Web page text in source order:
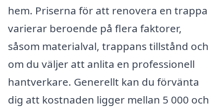
hem. Priserna för att renovera en trappa
varierar beroende på flera faktorer,
såsom materialval, trappans tillstånd och
om du väljer att anlita en professionell
hantverkare. Generellt kan du förvänta
dig att kostnaden ligger mellan 5 000 och